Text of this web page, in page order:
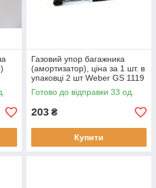
Газовий упор багажника
(амортизатор), ціна за 1 шт. в
упаковці 2 шт Weber GS 1119
для ВАЗ 1119
Готово до відправки 33 од.
203 ₴
Купити